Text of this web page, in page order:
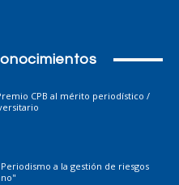
CPB al mérito periodístico /
a la gestión de riesgos